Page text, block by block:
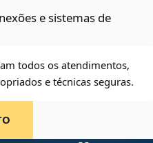
e sistemas de
todos os atendimentos,
e técnicas seguras.